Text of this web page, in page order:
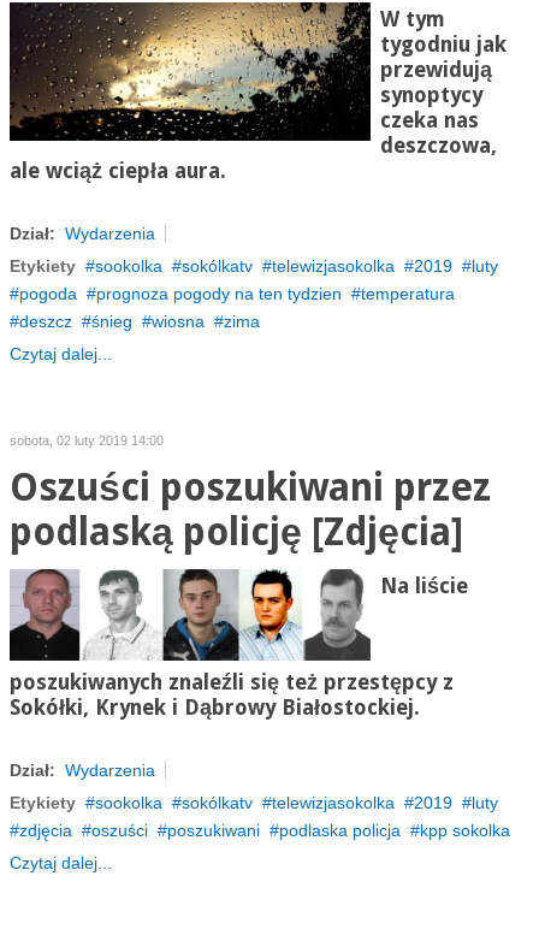
W tym
tygodniu jak
przewidują
synoptycy
czeka nas
deszczowa,
ale wciąż ciepła aura.
Dział: Wydarzenia
Etykiety
sookolka sokólkatv telewizjasokolka 2019
luty
pogoda
prognoza pogody na ten tydzien
temperatura
deszcz
śnieg wiosna
zima
Czytaj dalej...
sobota, 02 luty 2019 14:00
Oszuści poszukiwani przez
podlaską policję [Zdjęcia]
Na liście
poszukiwanych znaleźli się też przestępcy z
Sokółki, Krynek i Dąbrowy Białostockiej.
Dział: Wydarzenia
Etykiety
sookolka sokólkatv telewizjasokolka 2019
luty
zdjęcia
oszuści poszukiwani podlaska policja
kpp sokolka
Czytaj dalej...